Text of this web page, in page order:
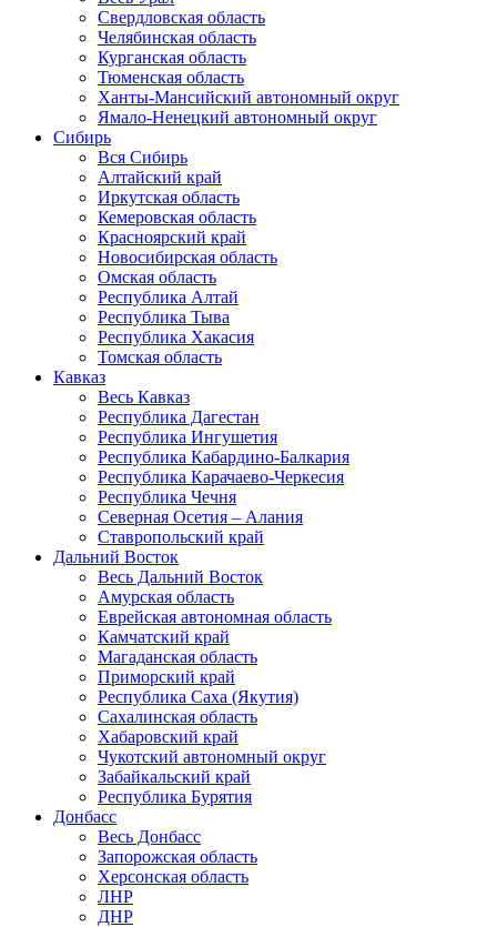
Свердловская область
Челябинская область
Курганская область
Тюменская область
Ханты-Мансийский автономный округ
Ямало-Ненецкий автономный округ
Сибирь
Вся Сибирь
Алтайский край
Иркутская область
Кемеровская область
Красноярский край
Новосибирская область
Омская область
Республика Алтай
Республика Тыва
Республика Хакасия
Томская область
Кавказ
Весь Кавказ
Республика Дагестан
Республика Ингушетия
Республика Кабардино-Балкария
Республика Карачаево-Черкесия
Республика Чечня
Северная Осетия – Алания
Ставропольский край
Дальний Восток
Весь Дальний Восток
Амурская область
Еврейская автономная область
Камчатский край
Магаданская область
Приморский край
Республика Саха (Якутия)
Сахалинская область
Хабаровский край
Чукотский автономный округ
Забайкальский край
Республика Бурятия
Донбасс
Весь Донбасс
Запорожская область
Херсонская область
ЛНР
ДНР